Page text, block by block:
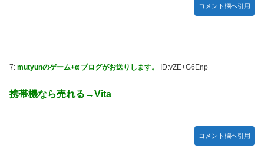
コメント欄へ引用
7: mutyunのゲーム+α ブログがお送りします。 ID:vZE+G6Enp
携帯機なら売れる→Vita
コメント欄へ引用